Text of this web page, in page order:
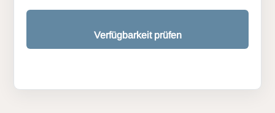
Verfügbarkeit prüfen